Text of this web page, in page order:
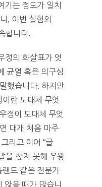
기는 정도가 일치
, 이번 실험의
합니다.
정의 화살표가 엇
균열 혹은 의구심
했습니다. 하지만
란 도대체 무엇
정이 도대체 무엇
대개 처음 마주
리고 이어 “글
을 찾지 못해 우왕
드 같은 전문가
않을 때가 많습니